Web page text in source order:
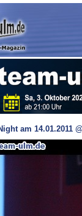
am 14.01.2011